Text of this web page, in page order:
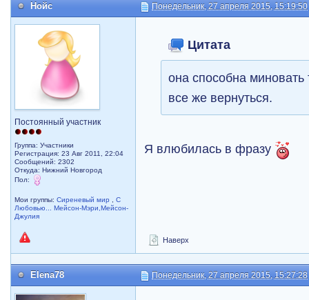
Нойс Понедельник, 27 апреля 2015, 15:19:50
Постоянный участник
Группа: Участники
Регистрация: 23 Авг 2011, 22:04
Сообщений: 2302
Откуда: Нижний Новгород
Пол:
Мои группы:Сиреневый мир ,С
Любовью... Мейсон-Мэри,Мейсон-
Джулия
Цитата
она способна миновать
все же вернуться.
Я влюбилась в фразу
Наверх
Elena78 Понедельник, 27 апреля 2015, 15:27:28